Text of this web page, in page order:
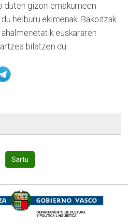
duten gizon-emakumeen
helburu ekimenak. Bakoitzak
euskararen
bilatzen du.
Sartu